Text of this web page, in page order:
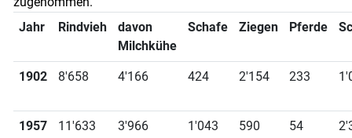
Jahr
Rindvieh
davon
Milchkühe
Schafe Ziegen Pferde
1902 8'658 4'166 424 2'154 233
1957 11'633 3'966 1'043 590 54